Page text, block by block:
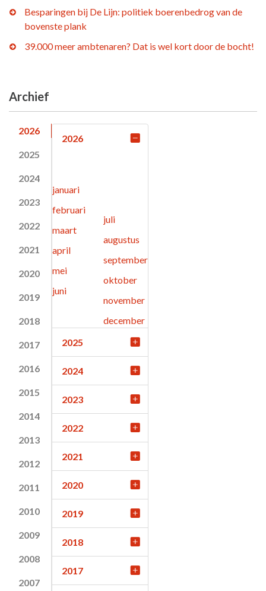
Besparingen bij De Lijn: politiek boerenbedrog van de
bovenste plank
39.000 meer ambtenaren? Dat is wel kort door de bocht!
Archief
2026
2025
2024
2023
2022
2021
2020
2019
2018
2017
2016
2015
2014
2013
2012
2011
2010
2009
2008
2007
2026
januari
februari
maart
april
mei
juni
juli
augustus
september
oktober
november
december
2025
2024
2023
2022
2021
2020
2019
2018
2017